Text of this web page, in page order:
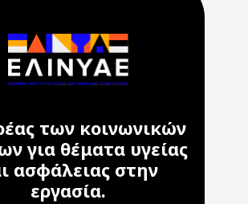
των κοινωνικών
για θέματα υγείας
ασφάλειας στην
εργασία.